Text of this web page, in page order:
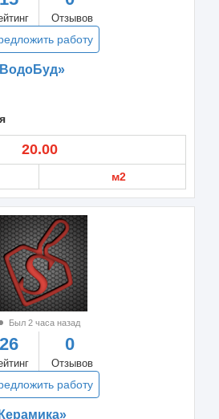
Отзывов
работу
20.00
м2
Был 2 часа назад
26 0
Отзывов
работу